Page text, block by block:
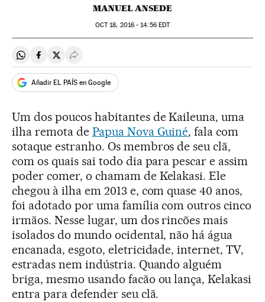
MANUEL ANSEDE
OCT18, 2016 - 14:56EDT
Compartir en Whatsapp
Compartir en Facebook
Compartir en Twitter
Desplegar Redes Sociales
Añadir EL PAÍS en Google
Um dos poucos habitantes de Kaileuna, uma
ilha remota de Papua Nova Guiné, fala com
sotaque estranho. Os membros de seu clã,
com os quais sai todo dia para pescar e assim
poder comer, o chamam de Kelakasi. Ele
chegou à ilha em 2013 e, com quase 40 anos,
foi adotado por uma família com outros cinco
irmãos. Nesse lugar, um dos rincões mais
isolados do mundo ocidental, não há água
encanada, esgoto, eletricidade, internet, TV,
estradas nem indústria. Quando alguém
briga, mesmo usando facão ou lança, Kelakasi
entra para defender seu clã.